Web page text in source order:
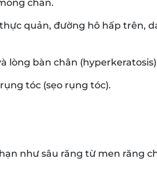
chân.
quản, đường hô hấp trên,
lòng bàn chân (hyperkeratosis)
tóc (sẹo rụng tóc).
như sâu răng từ men răng